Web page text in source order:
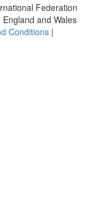
Federation
and Wales
Conditions |